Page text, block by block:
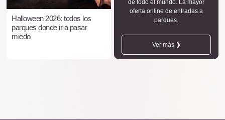
Halloween 2026: todos los
parques donde ir a pasar
miedo
de todo el mundo. La mayor
oferta online de entradas a
parques.
Ver más ❯